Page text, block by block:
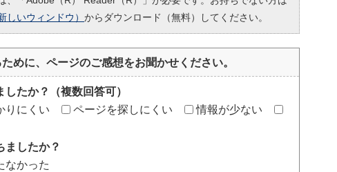
しいウィンドウ） からダウンロード（無料）してください。
めに、ページのご感想をお聞かせください。
たか？（複数回答可）
りにくい ページを探しにくい
情報が少ない
ましたか？
なかった